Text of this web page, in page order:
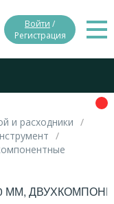
Войти /
Регистрация
и расходники